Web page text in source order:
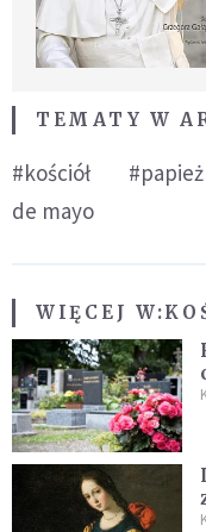
TEMATY W
#kościół
de mayo
WIĘCEJ W: